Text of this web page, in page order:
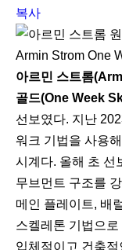
복사
Armin Strom One
아르민 스트롬
골드(One Week
선보였다. 지난
워크 기법을 사용
시계다. 올해 초 선
무브먼트 구조를
메인 플레이트, 배
스켈레톤 기법으
입체적이고 건축